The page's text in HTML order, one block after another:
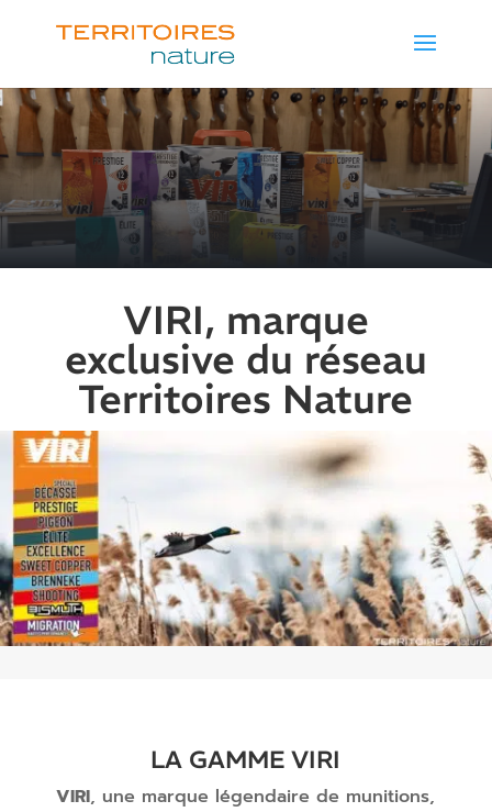
VIRI, marque
exclusive du réseau
Territoires Nature
LA GAMME VIRI
VIRI, une marque légendaire de munitions,